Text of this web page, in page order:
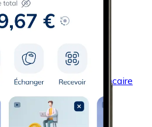
avec virement bancaire